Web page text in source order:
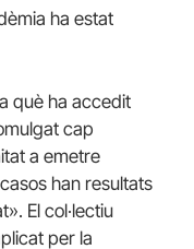
ha estat
què ha accedit
cap
a emetre
han resultats
El col·lectiu
per la